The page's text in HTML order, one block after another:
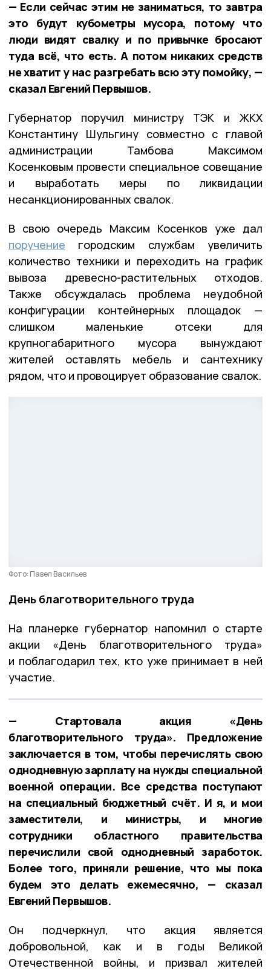
— Если сейчас этим не заниматься, то завтра
это будут кубометры мусора, потому что
люди видят свалку и по привычке бросают
туда всё, что есть. А потом никаких средств
не хватит у нас разгребать всю эту помойку, —
сказал Евгений Первышов.
Губернатор поручил министру ТЭК и ЖКХ
Константину Шульгину совместно с главой
администрации Тамбова Максимом
Косенковым провести специальное совещание
и выработать меры по ликвидации
несанкционированных свалок.
В свою очередь Максим Косенков уже дал
поручение городским службам увеличить
количество техники и переходить на график
вывоза древесно-растительных отходов.
Также обсуждалась проблема неудобной
конфигурации контейнерных площадок —
слишком маленькие отсеки для
крупногабаритного мусора вынуждают
жителей оставлять мебель и сантехнику
рядом, что и провоцирует образование свалок.
Фото: Павел Васильев
День благотворительного труда
На планерке губернатор напомнил о старте
акции «День благотворительного труда»
и поблагодарил тех, кто уже принимает в ней
участие.
— Стартовала акция «День
благотворительного труда». Предложение
заключается в том, чтобы перечислять свою
однодневную зарплату на нужды специальной
военной операции. Все средства поступают
на специальный бюджетный счёт. И я, и мои
заместители, и министры, и многие
сотрудники областного правительства
перечислили свой однодневный заработок.
Более того, приняли решение, что мы пока
будем это делать ежемесячно, — сказал
Евгений Первышов.
Он подчеркнул, что акция является
добровольной, как и в годы Великой
Отечественной войны, и призвал жителей